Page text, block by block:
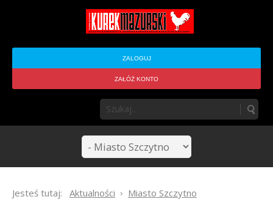
ZALOGUJ
ZAŁÓŻ KONTO
Jesteś tutaj: Aktualności Miasto Szczytno